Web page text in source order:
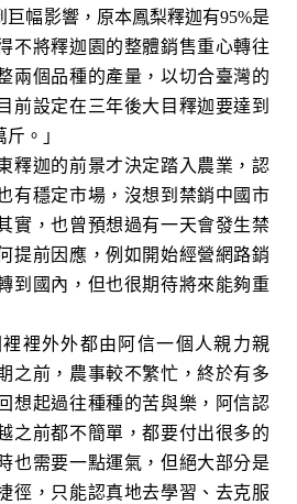
幅影響，原本鳳梨釋迦有95%是
不將釋迦園的整體銷售重心轉往
兩個品種的產量，以切合臺灣的
前設定在三年後大目釋迦要達到
。」
迦的前景才決定踏入農業，認
有穩定市場，沒想到禁銷中國市
實，也曾預想過有一天會發生禁
提前因應，例如開始經營網路銷
到國內，但也很期待將來能夠重
外外都由阿信一個人親力親
之前，農事較不繁忙，終於有多
想起過往種種的苦與樂，阿信認
之前都不簡單，都要付出很多的
也需要一點運氣，但絕大部分是
徑，只能認真地去學習、去克服